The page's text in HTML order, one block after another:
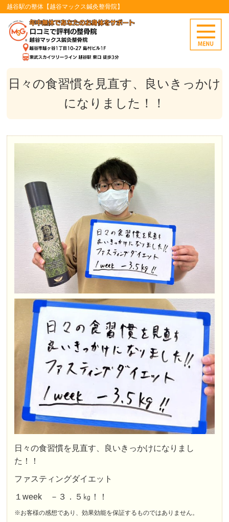
越谷駅の整体【越谷マックス鍼灸整骨院】
日々の食習慣を見直す、良いきっかけ
になりました！！
日々の食習慣を見直す、良いきっかけになりまし
た！！
ファスティングダイエット
１week －３．５㎏！！
※お客様の感想であり、効果効能を保証するものではありません。